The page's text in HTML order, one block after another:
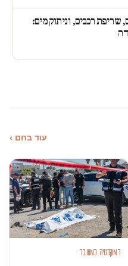
שריפת רכבים, וניתוק מים:
עוד בחם ›
דמוקרטיה במשבר